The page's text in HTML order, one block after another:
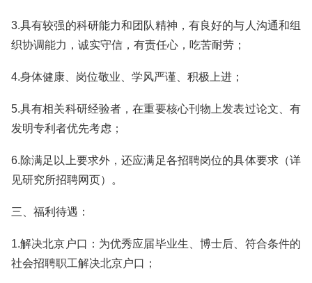
3.具有较强的科研能力和团队精神，有良好的与人沟通和组
织协调能力，诚实守信，有责任心，吃苦耐劳；
4.身体健康、岗位敬业、学风严谨、积极上进；
5.具有相关科研经验者，在重要核心刊物上发表过论文、有
发明专利者优先考虑；
6.除满足以上要求外，还应满足各招聘岗位的具体要求（详
见研究所招聘网页）。
三、福利待遇：
1.解决北京户口：为优秀应届毕业生、博士后、符合条件的
社会招聘职工解决北京户口；